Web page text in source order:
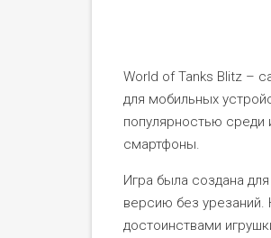
World of Tanks Blitz –
для мобильных
популярностью среди
смартфоны.
Игра была создана
версию без
достоинствами